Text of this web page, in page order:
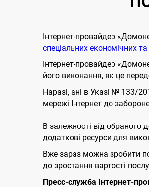
Інтернет-провайдер
спеціальних економічних
Інтернет-провайдер
його виконання, як це
Наразі, ані в Указі № 133/
мережі Інтернет до
В залежності від обраного
додаткові ресурси для
Вже зараз можна зробити
до зростання вартості
Пресс-служба Інтернет-